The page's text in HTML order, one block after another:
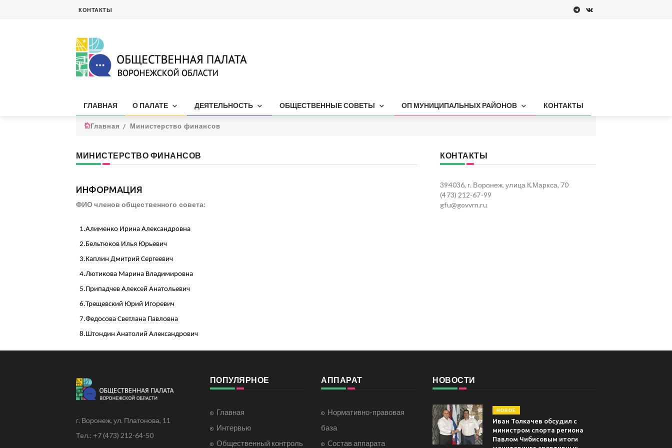
КОНТАКТЫ
ГЛАВНАЯ О ПАЛАТЕ ДЕЯТЕЛЬНОСТЬ ОБЩЕСТВЕННЫЕ СОВЕТЫ ОП МУНИЦИПАЛЬНЫХ РАЙОНОВ КОНТАКТЫ
Главная Министерство финансов
МИНИСТЕРСТВО ФИНАНСОВ
ИНФОРМАЦИЯ
ФИО членов общественного совета:
1.Алименко Ирина Александровна
2.Бельтюков Илья Юрьевич
3.Каплин Дмитрий Сергеевич
4.Лютикова Марина Владимировна
5.Припадчев Алексей Анатольевич
6.Трещевский Юрий Игоревич
7.Федосова Светлана Павловна
8.Штондин Анатолий Александрович
КОНТАКТЫ
394036, г. Воронеж, улица К.Маркса, 70
(473) 212-67-99
gfu@govvrn.ru
г. Воронеж, ул. Платонова, 11
Тел.: +7 (473) 212-64-50
ПОПУЛЯРНОЕ
Главная
Интервью
Общественный контроль
АППАРАТ
Нормативно-правовая
база
Cостав аппарата
НОВОСТИ
НОВОЕ
Иван Толкачев обсудил с
министром спорта региона
Павлом Чибисовым итоги